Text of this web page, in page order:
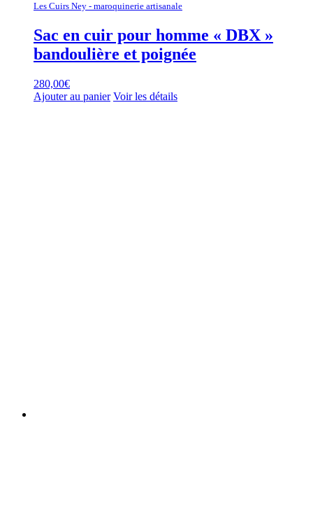
Les Cuirs Ney - maroquinerie artisanale
Sac en cuir pour homme « DBX »
bandoulière et poignée
280,00€
Ajouter au panier Voir les détails